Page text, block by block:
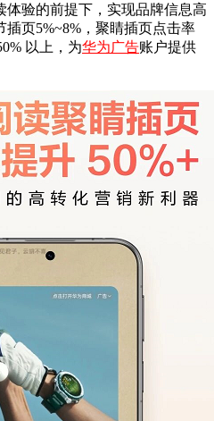
验的前提下，实现品牌信息高
页5%~8%，聚睛插页点击率
以上，为华为广告账户提供